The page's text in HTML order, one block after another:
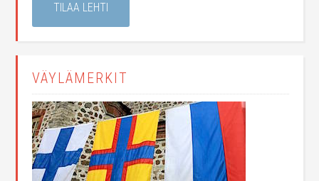
TILAA LEHTI
VÄYLÄMERKIT